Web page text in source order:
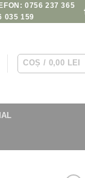
0756 237 365
035 159
COȘ / 0,00 LEI